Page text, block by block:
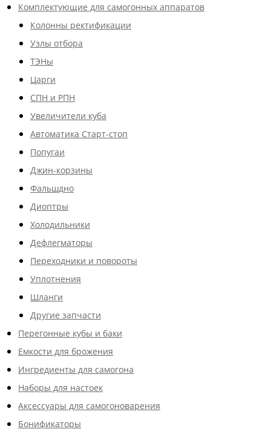
Комплектующие для самогонных аппаратов
Колонны ректификации
Узлы отбора
ТЭНы
Царги
СПН и РПН
Увеличители куба
Автоматика Старт-стоп
Попугаи
Джин-корзины
Фальшдно
Диоптры
Холодильники
Дефлегматоры
Переходники и повороты
Уплотнения
Шланги
Другие запчасти
Перегонные кубы и баки
Емкости для брожения
Ингредиенты для самогона
Наборы для настоек
Аксессуары для самогоноварения
Бонификаторы